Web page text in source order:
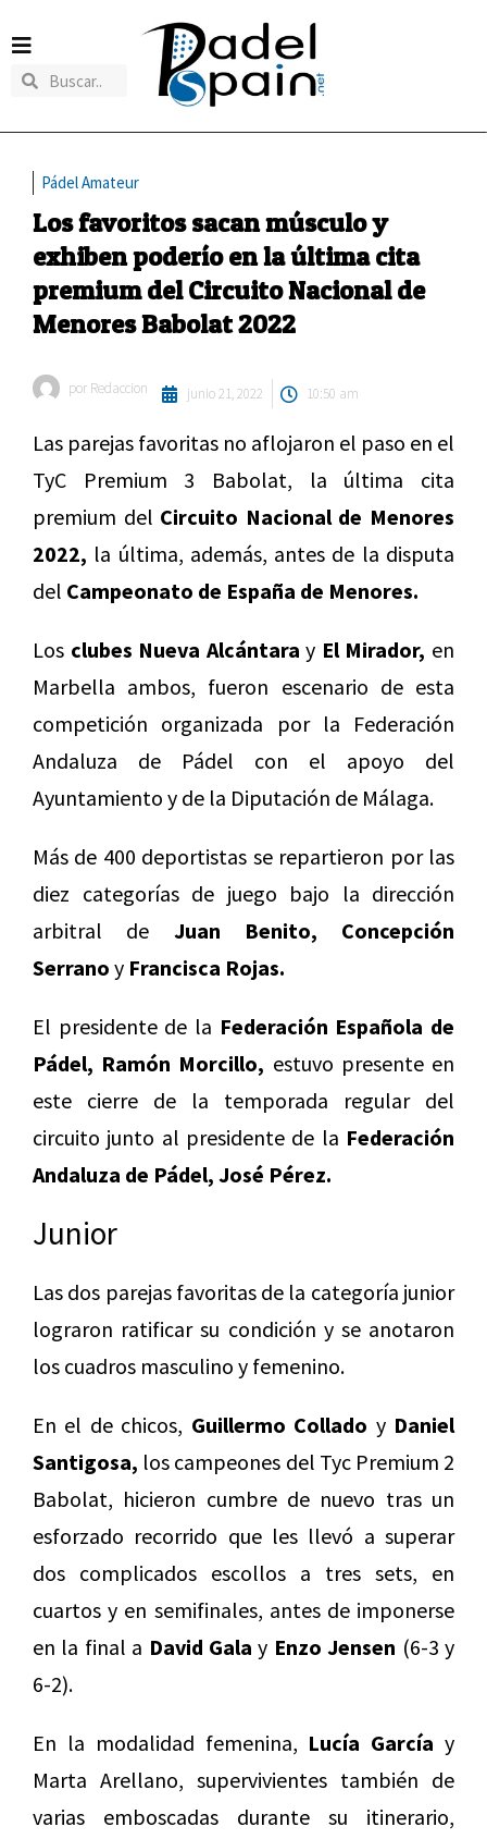
Pádel Amateur
Los favoritos sacan músculo y
exhiben poderío en la última cita
premium del Circuito Nacional de
Menores Babolat 2022
por Redaccion junio 21, 2022 10:50 am
Las parejas favoritas no aflojaron el paso en el
TyC Premium 3 Babolat, la última cita
premium del Circuito Nacional de Menores
2022, la última, además, antes de la disputa
del Campeonato de España de Menores.
Los clubes Nueva Alcántara y El Mirador, en
Marbella ambos, fueron escenario de esta
competición organizada por la Federación
Andaluza de Pádel con el apoyo del
Ayuntamiento y de la Diputación de Málaga.
Más de 400 deportistas se repartieron por las
diez categorías de juego bajo la dirección
arbitral de Juan Benito, Concepción
Serrano y Francisca Rojas.
El presidente de la Federación Española de
Pádel, Ramón Morcillo, estuvo presente en
este cierre de la temporada regular del
circuito junto al presidente de la Federación
Andaluza de Pádel, José Pérez.
Junior
Las dos parejas favoritas de la categoría junior
lograron ratificar su condición y se anotaron
los cuadros masculino y femenino.
En el de chicos, Guillermo Collado y Daniel
Santigosa, los campeones del Tyc Premium 2
Babolat, hicieron cumbre de nuevo tras un
esforzado recorrido que les llevó a superar
dos complicados escollos a tres sets, en
cuartos y en semifinales, antes de imponerse
en la final a David Gala y Enzo Jensen (6-3 y
6-2).
En la modalidad femenina, Lucía García y
Marta Arellano, supervivientes también de
varias emboscadas durante su itinerario,